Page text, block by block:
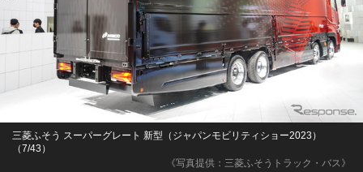
《写真提供：三菱ふそうトラック・バス》
三菱ふそう スーパーグレート 新型（ジャパンモビリティショー2023）
（7/43）